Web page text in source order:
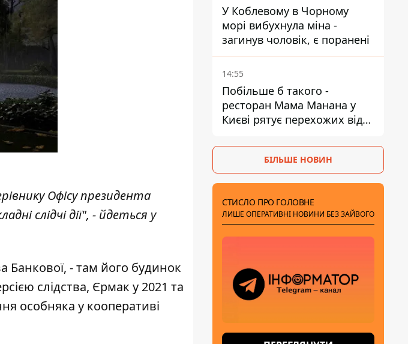
Офісу президента
слідчі дії", - йдеться у
Банкової, - там його будинок
слідства, Єрмак у 2021 та
особняка у кооперативі
У Коблевому в Чорному
морі вибухнула міна -
загинув чоловік, є поранені
14:55
Побільше б такого -
ресторан Мама Манана у
Києві рятує перехожих від
БІЛЬШЕ НОВИН
СТИСЛО ПРО ГОЛОВНЕ
ЛИШЕ ОПЕРАТИВНІ НОВИНИ БЕЗ ЗАЙВОГО